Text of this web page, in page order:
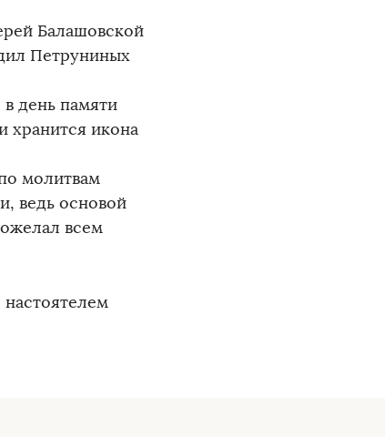
Балашовской
Петруниных
день памяти
хранится икона
молитвам
ведь основой
всем